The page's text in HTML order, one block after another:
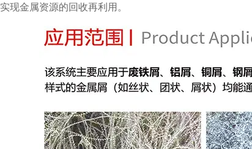
实现金属资源的回收再利用。